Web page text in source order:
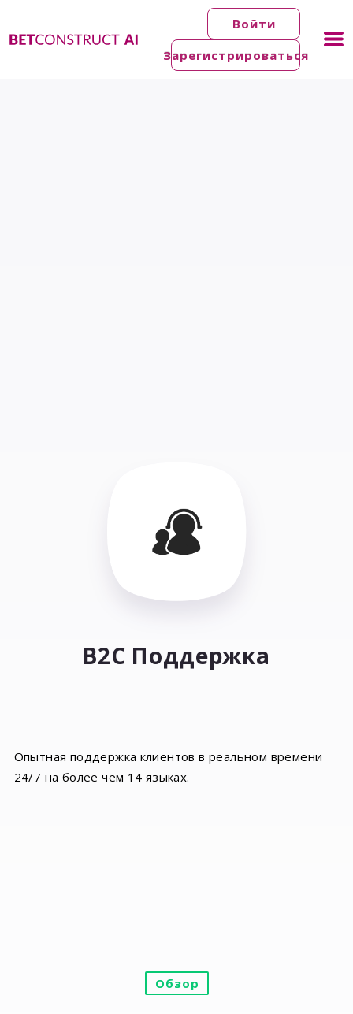
Войти
Зарегистрироваться
B2C Поддержка
Опытная поддержка клиентов в реальном времени
24/7 на более чем 14 языках.
Обзор